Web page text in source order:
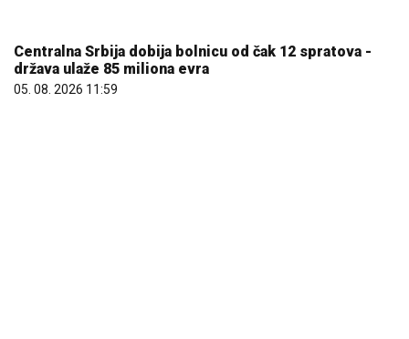
Centralna Srbija dobija bolnicu od čak 12 spratova -
država ulaže 85 miliona evra
05. 08. 2026 11:59